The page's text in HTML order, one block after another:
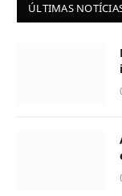
ÚLTIMAS